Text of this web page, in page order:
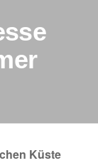
Küste